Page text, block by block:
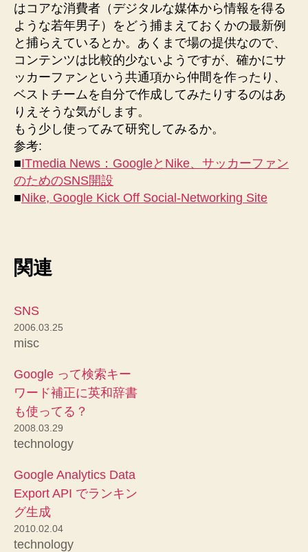
はコアな消費者（デジタルな媒体から情報を得る
ような若年男子）をどう捕まえておくかの最新例
と捕らえているとか。あくまで場の提供なので、
コンテンツは比較的少ないようですが、確かにサ
ッカーファンという共通項から仲間を作ったり、
ベストチームを自分で作成してみたりするのはあ
りえそうな気がします。
もう少し使ってみて研究してみるか。
参考:
■ITmedia News：GoogleとNike、サッカーファン
のためのSNS開設
■Nike, Google Kick Off Social-Networking Site
関連
SNS
2006.03.25
misc
Google って検索キー
ワード補正に英和辞書
も使ってる？
2008.03.29
technology
Google Analytics Data
Export API でランキン
グ生成
2010.02.04
technology